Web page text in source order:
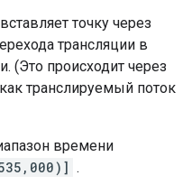
точку через
трансляции в
(Это происходит через
транслируемый поток
времени
.